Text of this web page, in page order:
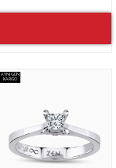
AYNI GÜN
KARGO